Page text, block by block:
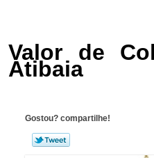
Valor de
Atibaia
Gostou? compartilhe!